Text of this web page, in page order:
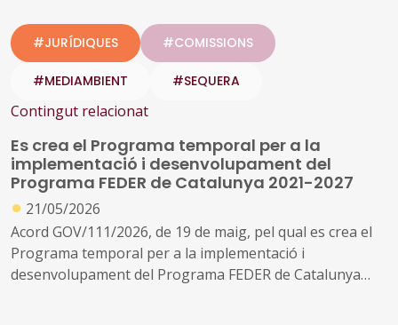
#JURÍDIQUES #COMISSIONS
#MEDIAMBIENT #SEQUERA
Contingut relacionat
Es crea el Programa temporal per a la
implementació i desenvolupament del
Programa FEDER de Catalunya 2021-2027
● 21/05/2026
Acord GOV/111/2026, de 19 de maig, pel qual es crea el
Programa temporal per a la implementació i
desenvolupament del Programa FEDER de Catalunya